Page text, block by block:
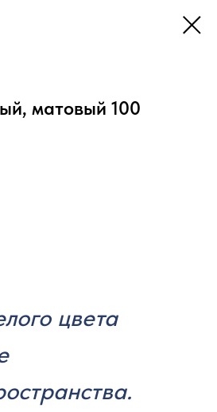
матовый 100
цвета